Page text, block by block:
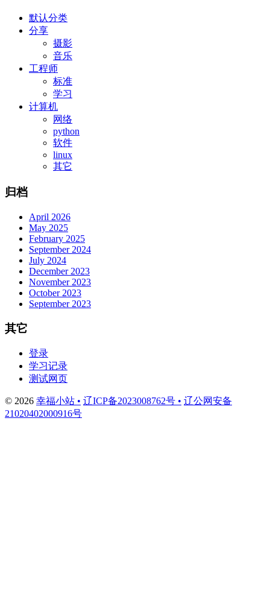
默认分类
分享
摄影
音乐
工程师
标准
学习
计算机
网络
python
软件
linux
其它
归档
April 2026
May 2025
February 2025
September 2024
July 2024
December 2023
November 2023
October 2023
September 2023
其它
登录
学习记录
测试网页
© 2026 幸福小站 • 辽ICP备2023008762号 • 辽公网安备
21020402000916号